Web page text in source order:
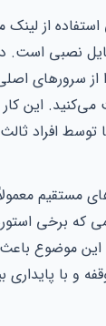
از لینک
نصبی است.
از سرورهای
می‌کنید. این
افراد ثالث
مستقیم
برخی
این موضوع
و با